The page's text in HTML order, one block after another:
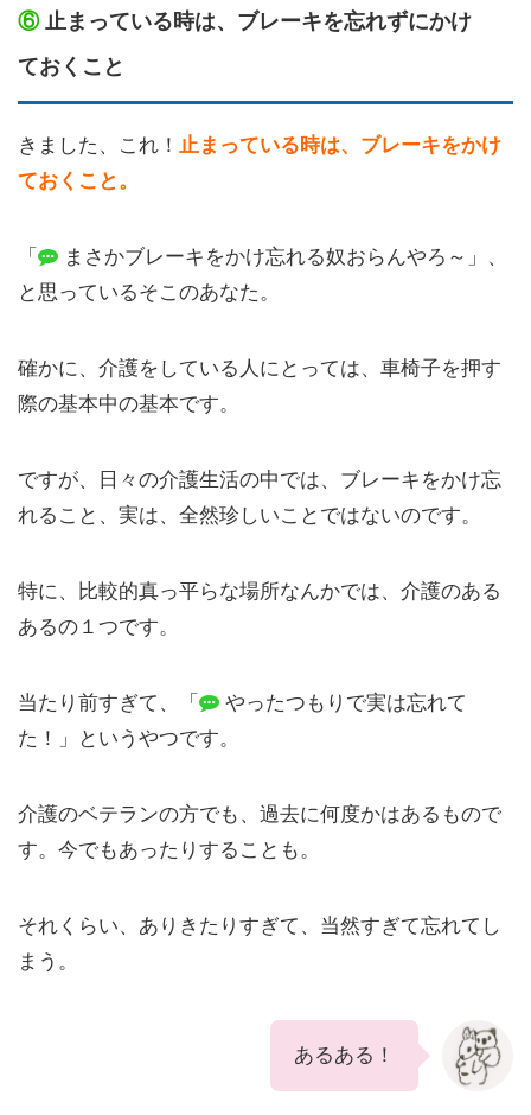
⑥止まっている時は、ブレーキを忘れずにかけ
ておくこと
きました、これ！ 止まっている時は、ブレーキをかけ
ておくこと。
「
まさかブレーキをかけ忘れる奴おらんやろ～」、
と思っているそこのあなた。
確かに、介護をしている人にとっては、車椅子を押す
際の基本中の基本です。
ですが、日々の介護生活の中では、ブレーキをかけ忘
れること、実は、全然珍しいことではないのです。
特に、比較的真っ平らな場所なんかでは、介護のある
あるの１つです。
当たり前すぎて、「
やったつもりで実は忘れて
た！」というやつです。
介護のベテランの方でも、過去に何度かはあるもので
す。今でもあったりすることも。
それくらい、ありきたりすぎて、当然すぎて忘れてし
まう。
あるある！